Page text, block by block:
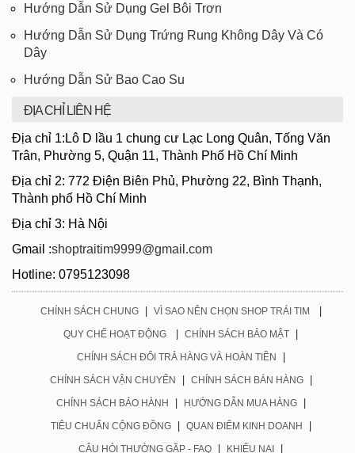
Hướng Dẫn Sử Dụng Gel Bôi Trơn
Hướng Dẫn Sử Dụng Trứng Rung Không Dây Và Có
Dây
Hướng Dẫn Sử Bao Cao Su
ĐỊA CHỈ LIÊN HỆ
Địa chỉ 1:Lô D lầu 1 chung cư Lạc Long Quân, Tống Văn
Trân, Phường 5, Quận 11, Thành Phố Hồ Chí Minh
Địa chỉ 2: 772 Điện Biên Phủ, Phường 22, Bình Thạnh,
Thành phố Hồ Chí Minh
Địa chỉ 3: Hà Nội
Gmail :shoptraitim9999@gmail.com
Hotline: 0795123098
CHÍNH SÁCH CHUNG | VÌ SAO NÊN CHỌN SHOP TRÁI TIM |
QUY CHẾ HOẠT ĐỘNG | CHÍNH SÁCH BẢO MẬT |
CHÍNH SÁCH ĐỔI TRẢ HÀNG VÀ HOÀN TIỀN |
CHÍNH SÁCH VẬN CHUYỂN | CHÍNH SÁCH BÁN HÀNG |
CHÍNH SÁCH BẢO HÀNH | HƯỚNG DẪN MUA HÀNG |
TIÊU CHUẨN CỘNG ĐỒNG | QUAN ĐIỂM KINH DOANH |
CÂU HỎI THƯỜNG GẶP - FAQ | KHIẾU NẠI |